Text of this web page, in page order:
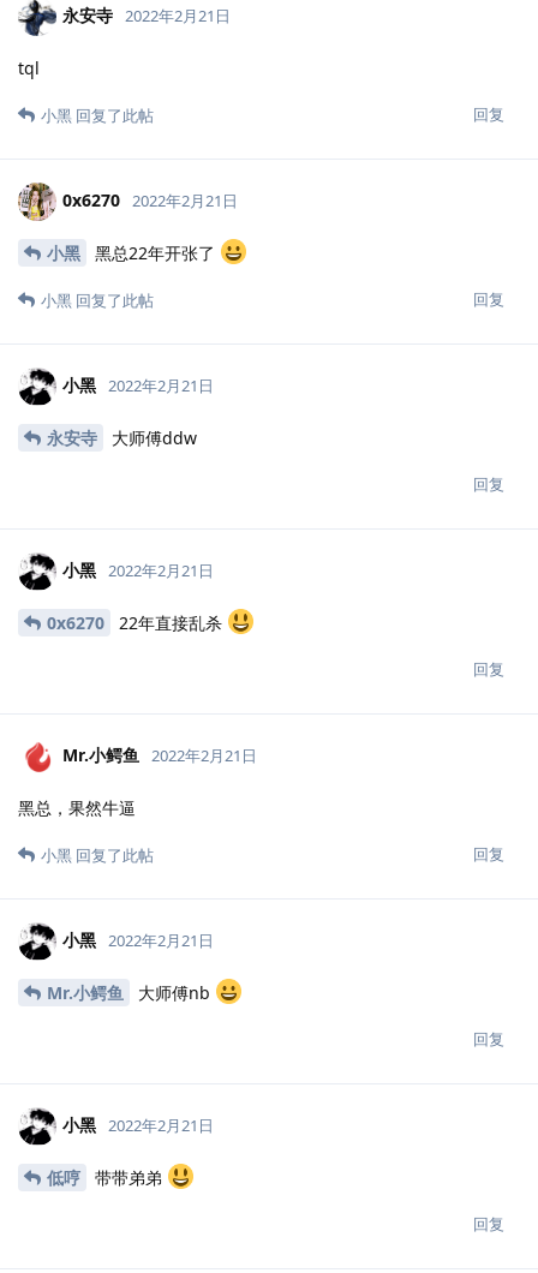
永安寺 2022年2月21日
tql
回复
小黑 回复了此帖
0x6270 2022年2月21日
小黑 黑总22年开张了
回复
小黑 回复了此帖
小黑 2022年2月21日
永安寺 大师傅ddw
回复
小黑 2022年2月21日
0x6270 22年直接乱杀
回复
Mr.小鳄鱼 2022年2月21日
黑总，果然牛逼
回复
小黑 回复了此帖
小黑 2022年2月21日
Mr.小鳄鱼 大师傅nb
回复
小黑 2022年2月21日
低哼 带带弟弟
回复